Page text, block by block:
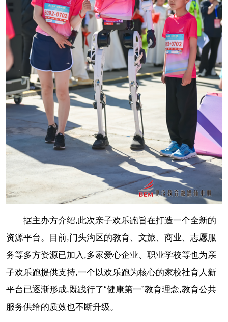
据主办方介绍,此次亲子欢乐跑旨在打造一个全新的
资源平台。目前,门头沟区的教育、文旅、商业、志愿服
务等多方资源已加入,多家爱心企业、职业学校等也为亲
子欢乐跑提供支持,一个以欢乐跑为核心的家校社育人新
平台已逐渐形成,既践行了“健康第一”教育理念,教育公共
服务供给的质效也不断升级。